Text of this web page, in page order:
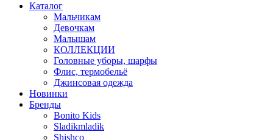
Каталог
Мальчикам
Девочкам
Малышам
КОЛЛЕКЦИИ
Головные уборы, шарфы
Флис, термобельё
Джинсовая одежда
Новинки
Бренды
Bonito Kids
Sladikmladik
Shishco